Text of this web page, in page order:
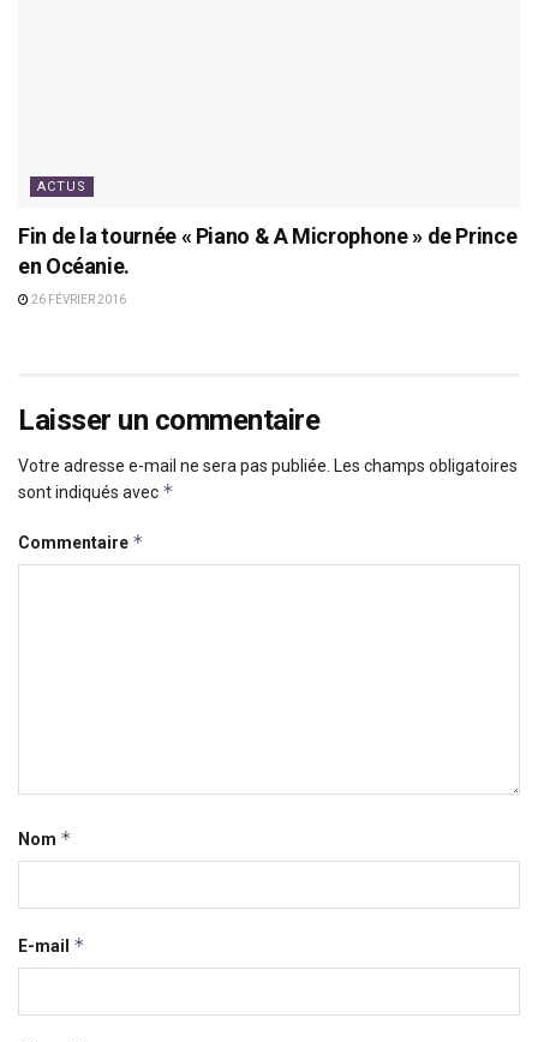
ACTUS
Fin de la tournée « Piano & A Microphone » de Prince
en Océanie.
26 FÉVRIER 2016
Laisser un commentaire
Votre adresse e-mail ne sera pas publiée. Les champs obligatoires
sont indiqués avec *
Commentaire *
Nom *
E-mail *